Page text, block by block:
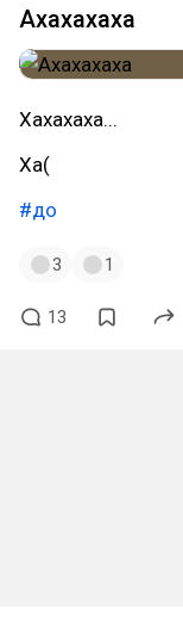
Ахахахаха
Хахахаха...
Ха(
#до
3 1
13